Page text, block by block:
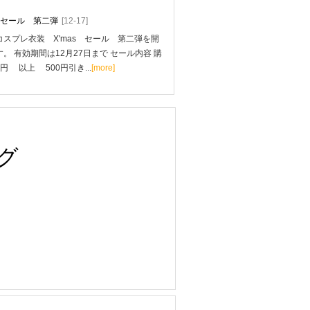
セール 第二弾 [12-17]
スプレ衣装 X'mas セール 第二弾を開
。 有効期間は12月27日まで セール内容 購
以上 500円引き... [more]